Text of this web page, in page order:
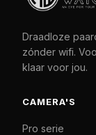
Draadloze
zónder wifi.
klaar voor jou.
CAMERA'S
Pro serie